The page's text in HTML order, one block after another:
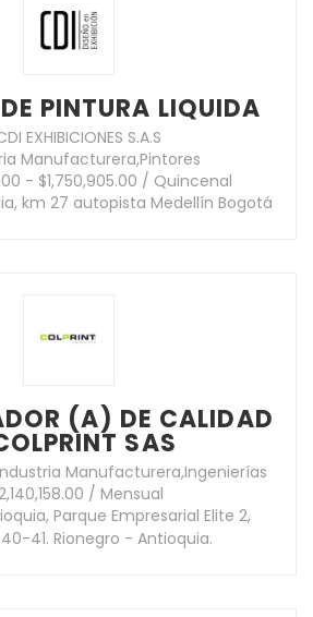
PINTURA LIQUIDA
EXHIBICIONES S.A.S
Manufacturera,Pintores
- $1,750,905.00 / Quincenal
km 27 autopista Medellín Bogotá
(A) DE CALIDAD
SAS
Manufacturera,Ingenierías
/ Mensual
Parque Empresarial Elite 2,
41. Rionegro - Antioquia.